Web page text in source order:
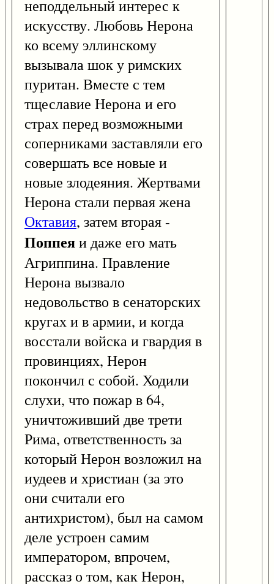
неподдельный интерес к
искусству. Любовь Нерона
ко всему эллинскому
вызывала шок у римских
пуритан. Вместе с тем
тщеславие Нерона и его
страх перед возможными
соперниками заставляли его
совершать все новые и
новые злодеяния. Жертвами
Нерона стали первая жена
Октавия, затем вторая -
Поппеяи даже его мать
Агриппина. Правление
Нерона вызвало
недовольство в сенаторских
кругах и в армии, и когда
восстали войска и гвардия в
провинциях, Нерон
покончил с собой. Ходили
слухи, что пожар в 64,
уничтоживший две трети
Рима, ответственность за
который Нерон возложил на
иудеев и христиан (за это
они считали его
антихристом), был на самом
деле устроен самим
императором, впрочем,
рассказ о том, как Нерон,